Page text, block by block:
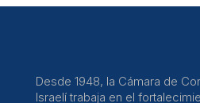
Desde 1948, la Cámara de
Israelí trabaja en el